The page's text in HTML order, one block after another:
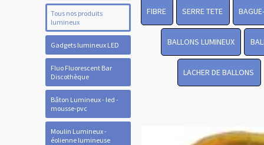
Tous nos produits
lumineux
Gadgets lumineux LED
Fluo Fluorescent Bar
Discothèque
Bâton Lumineux - led -
mousse-pvc
Moulin Lumineux -
éolienne lumineuse
FIBRE SERRE TETE
BALLONS LUMINEUX
LACHER DE BALLONS